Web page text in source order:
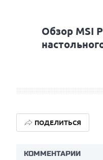
Обзор MSI
ПОДЕЛИТЬСЯ
КОММЕНТАРИИ